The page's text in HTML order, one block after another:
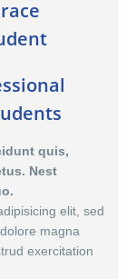
quis,
Nest
elit, sed
magna
exercitation